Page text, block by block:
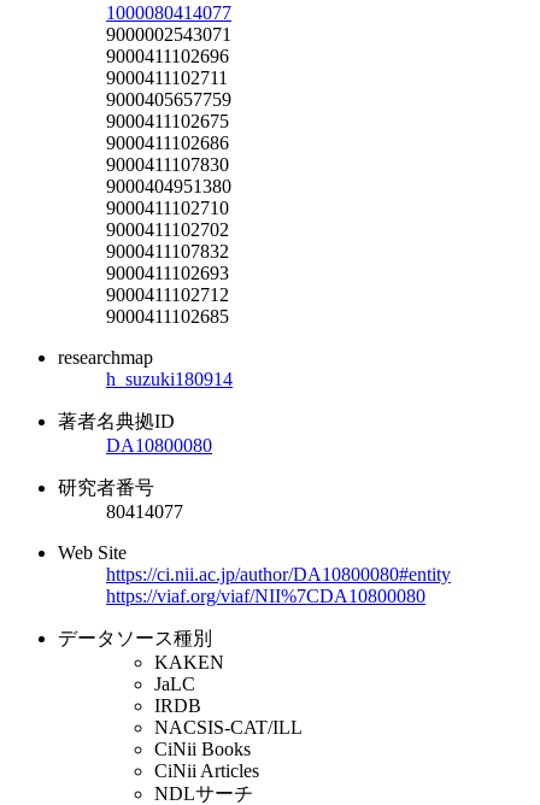
1000080414077
9000002543071
9000411102696
9000411102711
9000405657759
9000411102675
9000411102686
9000411107830
9000404951380
9000411102710
9000411102702
9000411107832
9000411102693
9000411102712
9000411102685
researchmap
h_suzuki180914
著者名典拠ID
DA10800080
研究者番号
80414077
Web Site
https://ci.nii.ac.jp/author/DA10800080#entity
https://viaf.org/viaf/NII%7CDA10800080
データソース種別
KAKEN
JaLC
IRDB
NACSIS-CAT/ILL
CiNii Books
CiNii Articles
NDLサーチ